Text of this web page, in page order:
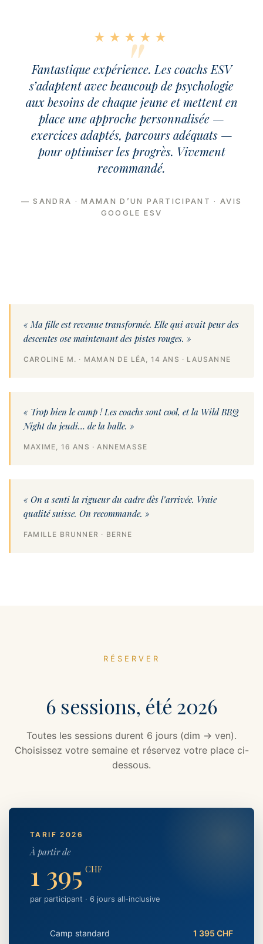
★★★★★
Fantastique expérience. Les coachs ESV
s’adaptent avec beaucoup de psychologie
aux besoins de chaque jeune et mettent en
place une approche personnalisée —
exercices adaptés, parcours adéquats —
pour optimiser les progrès. Vivement
recommandé.
— SANDRA · MAMAN D’UN PARTICIPANT · AVIS
GOOGLE ESV
« Ma fille est revenue transformée. Elle qui avait peur des
descentes ose maintenant des pistes rouges. »
CAROLINE M. · MAMAN DE LÉA, 14 ANS · LAUSANNE
« Trop bien le camp ! Les coachs sont cool, et la Wild BBQ
Night du jeudi… de la balle. »
MAXIME, 16 ANS · ANNEMASSE
« On a senti la rigueur du cadre dès l’arrivée. Vraie
qualité suisse. On recommande. »
FAMILLE BRUNNER · BERNE
RÉSERVER
6 sessions, été 2026
Toutes les sessions durent 6 jours (dim → ven).
Choisissez votre semaine et réservez votre place ci-
dessous.
TARIF 2026
À partir de
1 395 CHF
par participant · 6 jours all-inclusive
Camp standard 1 395 CHF